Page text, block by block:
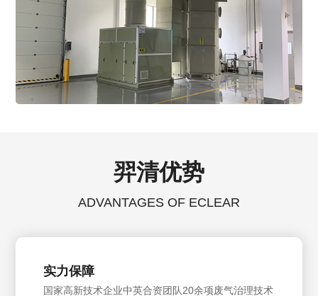
羿清优势
ADVANTAGES OF ECLEAR
实力保障
国家高新技术企业中英合资团队20余项废气治理技术